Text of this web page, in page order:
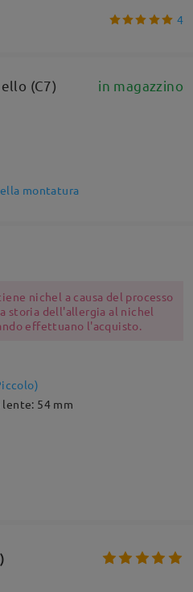
4
(C7) in magazzino
montatura
nichel a causa del processo
storia dell'allergia al nichel
effettuano l'acquisto.
)
lente: 54 mm